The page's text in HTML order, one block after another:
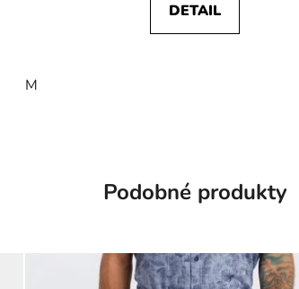
DETAIL
M
Podobné produkty